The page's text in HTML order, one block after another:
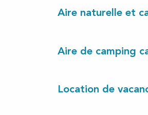
Aire naturelle et
Aire de camping
Location de